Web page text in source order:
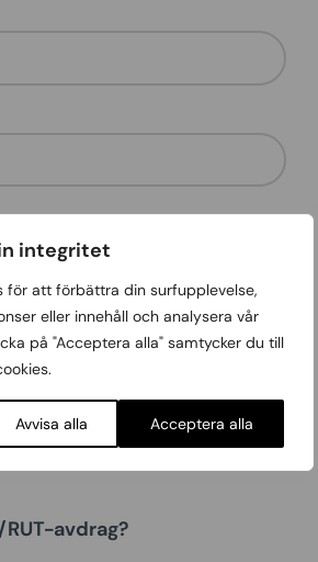
integritet
för att förbättra din surfupplevelse,
eller innehåll och analysera vår
på "Acceptera alla" samtycker du till
Avvisa alla Acceptera alla
*
du att jobbet tar?*
avdrag?